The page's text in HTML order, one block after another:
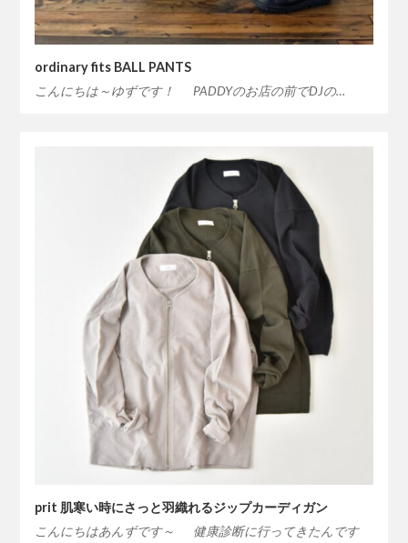
ordinary fits BALL PANTS
こんにちは～ゆずです！ PADDYのお店の前でDJの…
prit 肌寒い時にさっと羽織れるジップカーディガン
こんにちはあんずです～ 健康診断に行ってきたんです